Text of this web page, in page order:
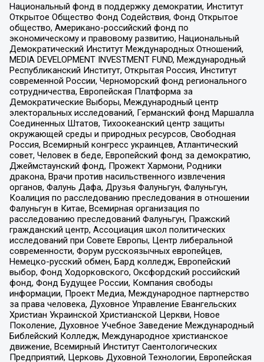
Национальный фонд в поддержку демократии, Институт
Открытое Общество Фонд Содействия, Фонд Открытое
общество, Американо-российский фонд по
экономическому и правовому развитию, Национальный
Демократический Институт Международных Отношений,
MEDIA DEVELOPMENT INVESTMENT FUND, Международный
Республиканский Институт, Открытая Россия, Институт
современной России, Черноморский фонд регионального
сотрудничества, Европейская Платформа за
Демократические Выборы, Международный центр
электоральных исследований, Германский фонд Маршалла
Соединенных Штатов, Тихоокеанский центр защиты
окружающей среды и природных ресурсов, Свободная
Россия, Всемирный конгресс украинцев, Атлантический
совет, Человек в беде, Европейский фонд за демократию,
Джеймстаунский фонд, Прожект Хармони, Родники
дракона, Врачи против насильственного извлечения
органов, Фалунь Дафа, Друзья Фалуньгун, Фалуньгун,
Коалиция по расследованию преследования в отношении
Фалуньгун в Китае, Всемирная организация по
расследованию преследований Фалуньгун, Пражский
гражданский центр, Ассоциация школ политических
исследований при Совете Европы, Центр либеральной
современности, Форум русскоязычных европейцев,
Немецко-русский обмен, Бард колледж, Европейский
выбор, Фонд Ходорковского, Оксфордский российский
фонд, Фонд Будущее России, Компания свободы
информации, Проект Медиа, Международное партнерство
за права человека, Духовное Управление Евангельских
Христиан Украинской Христианской Церкви, Новое
Поколение, Духовное Учебное Заведение Международный
Библейский Колледж, Международное христианское
движение, Всемирный Институт Саентологических
Предприятий, Церковь Духовной Технологии, Европейская